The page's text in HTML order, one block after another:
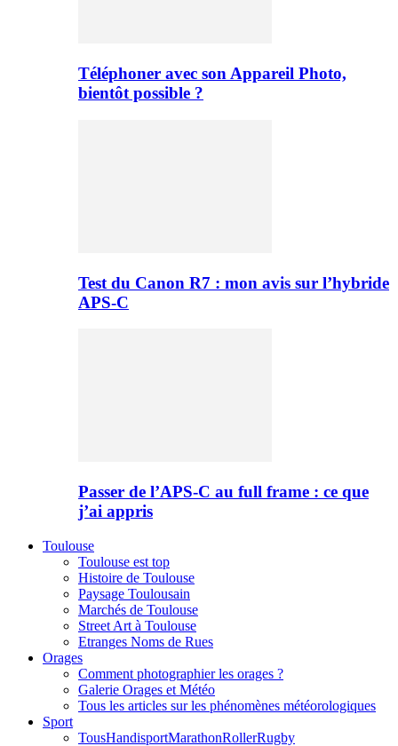
Téléphoner avec son Appareil Photo,
bientôt possible ?
Test du Canon R7 : mon avis sur l’hybride
APS-C
Passer de l’APS-C au full frame : ce que
j’ai appris
Toulouse
Toulouse est top
Histoire de Toulouse
Paysage Toulousain
Marchés de Toulouse
Street Art à Toulouse
Etranges Noms de Rues
Orages
Comment photographier les orages ?
Galerie Orages et Météo
Tous les articles sur les phénomènes météorologiques
Sport
TousHandisportMarathonRollerRugby